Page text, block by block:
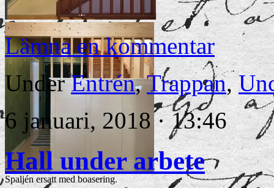
Spaljén före.
Spaljén ersatt med boasering.
Lämna en kommentar
UnderEntrén,Trappan,
6 januari, 2018 · 13:46
Hall under arbete